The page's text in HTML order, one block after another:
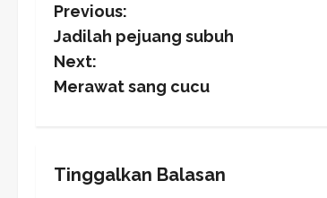
P
o
s
n
Previous:
Jadilah pejuang subuh
Next:
Merawat sang cucu
Tinggalkan Balasan